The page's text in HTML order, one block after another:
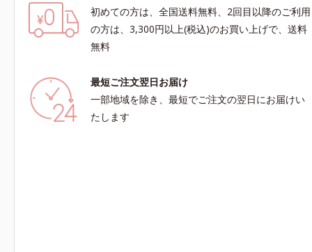
初めての方は、全国送料無料、2回目以降のご利用
の方は、3,300円以上(税込)のお買い上げで、送料
無料
最短ご注文翌日お届け
一部地域を除き、最短でご注文の翌日にお届けい
たします